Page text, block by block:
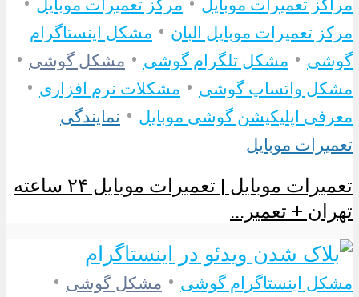
مرکز تعمیرات موبایل البان • مشکل اینستاگرام
گوشی • مشکل تلگرام گوشی • مشکل گوشی •
مشکل واتساپ گوشی • مشکلات نرم افزاری •
معرفی اپلیکیشن گوشی موبایل • نمایندگی
تعمیرات موبایل
تعمیرات موبایل | تعمیرات موبایل ۲۴ ساعته
تهران + تعمیر...
مشکل اینستاگرام گوشی • مشکل گوشی •